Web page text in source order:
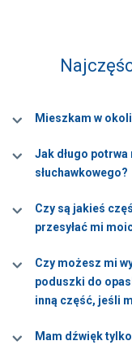
Mieszkam w
Jak długo
słuchawkowego?
Czy są jakieś
przesyłać mi
Czy możesz mi
poduszki do
inną część, jeśli
Mam dźwięk